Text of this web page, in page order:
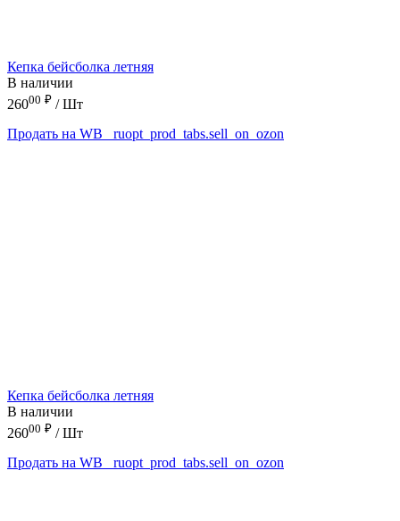
Кепка бейсболка летняя
В наличии
26000 ₽ / Шт
Продать на WB
_ruopt_prod_tabs.sell_on_ozon
Кепка бейсболка летняя
В наличии
26000 ₽ / Шт
Продать на WB
_ruopt_prod_tabs.sell_on_ozon